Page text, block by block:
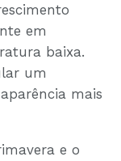
em
baixa.
um
mais
e o